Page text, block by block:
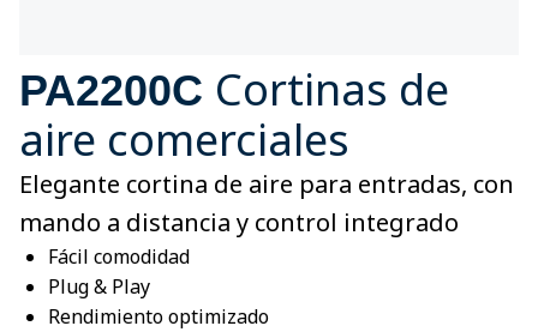
PA2200C Cortinas de
aire comerciales
Elegante cortina de aire para entradas, con
mando a distancia y control integrado
Fácil comodidad
Plug & Play
Rendimiento optimizado